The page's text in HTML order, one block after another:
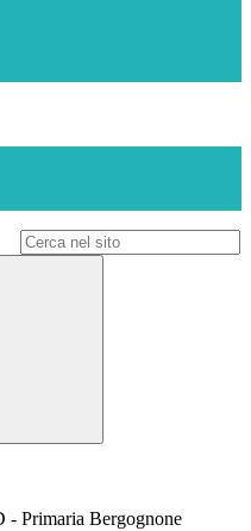
- Primaria Bergognone